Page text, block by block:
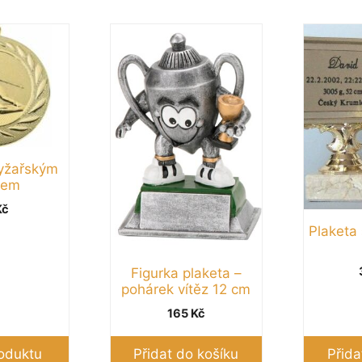
Figurka plaketa –
pohárek vítěz 12 cm
165 Kč
Přidat do košíku
Plaketa